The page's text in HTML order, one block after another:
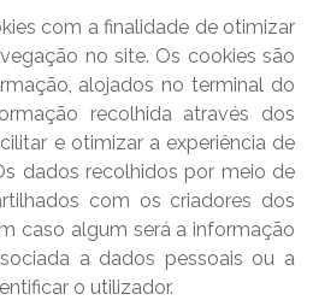
com a finalidade de otimizar
no site. Os cookies são
alojados no terminal do
recolhida através dos
e otimizar a experiência de
dados recolhidos por meio de
com os criadores dos
caso algum será a informação
a dados pessoais ou a
o utilizador.